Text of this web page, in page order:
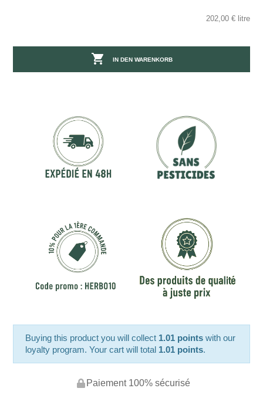
202,00 € litre
 IN DEN WARENKORB
Buying this product you will collect 1.01 points with our
loyalty program. Your cart will total 1.01 points.
Paiement 100% sécurisé